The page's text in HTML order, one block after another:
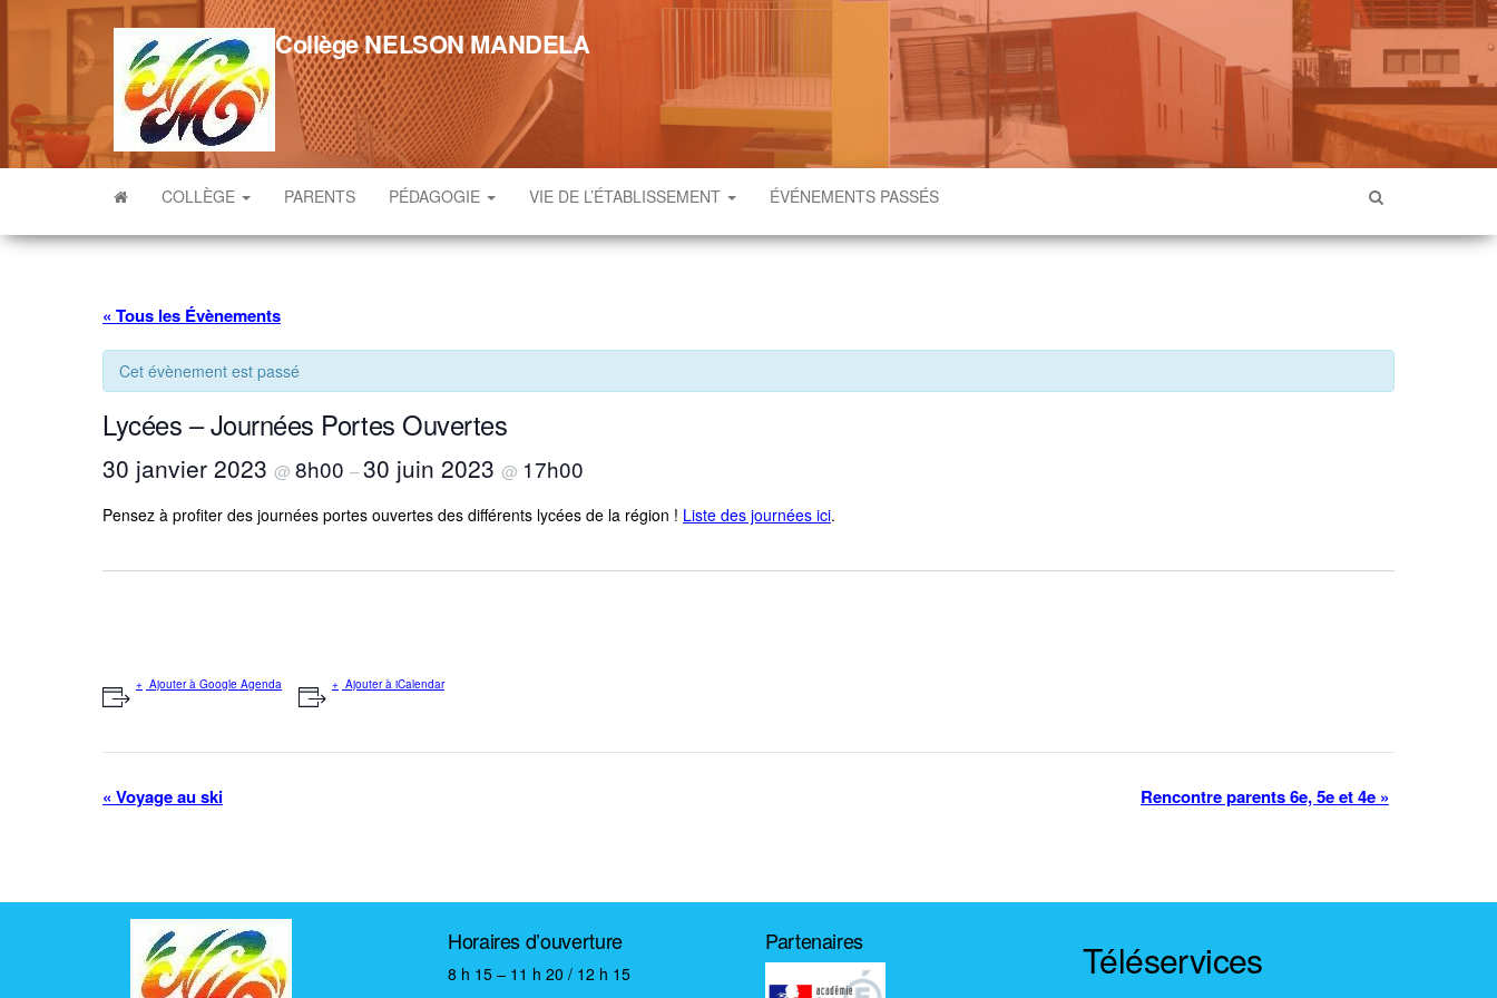
Collège NELSON MANDELA
COLLÈGE PARENTS PÉDAGOGIE VIE DE L’ÉTABLISSEMENT ÉVÉNEMENTS PASSÉS
« Tous les Évènements
Cet évènement est passé
Lycées – Journées Portes Ouvertes
30 janvier 2023 @ 8h00 –30 juin 2023 @ 17h00
Pensez à profiter des journées portes ouvertes des différents lycées de la région ! Liste des journées ici.
Ajouter à Google Agenda Ajouter à iCalendar
N
g
« Voyage au ski Rencontre parents 6e, 5e et 4e »
Horaires d’ouverture
8 h 15 – 11 h 20 / 12 h 15
Partenaires Téléservices